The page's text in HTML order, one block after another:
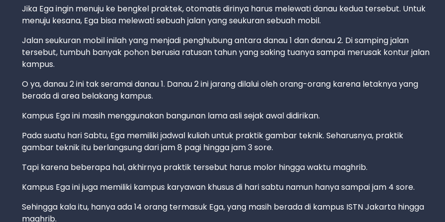
Jika Ega ingin menuju ke bengkel praktek, otomatis dirinya harus melewati danau kedua tersebut. Untuk
menuju kesana, Ega bisa melewati sebuah jalan yang seukuran sebuah mobil.
Jalan seukuran mobil inilah yang menjadi penghubung antara danau 1 dan danau 2. Di samping jalan
tersebut, tumbuh banyak pohon berusia ratusan tahun yang saking tuanya sampai merusak kontur jalan
kampus.
O ya, danau 2 ini tak seramai danau 1. Danau 2 ini jarang dilalui oleh orang-orang karena letaknya yang
berada di area belakang kampus.
Kampus Ega ini masih menggunakan bangunan lama asli sejak awal didirikan.
Pada suatu hari Sabtu, Ega memiliki jadwal kuliah untuk praktik gambar teknik. Seharusnya, praktik
gambar teknik itu berlangsung dari jam 8 pagi hingga jam 3 sore.
Tapi karena beberapa hal, akhirnya praktik tersebut harus molor hingga waktu maghrib.
Kampus Ega ini juga memiliki kampus karyawan khusus di hari sabtu namun hanya sampai jam 4 sore.
Sehingga kala itu, hanya ada 14 orang termasuk Ega, yang masih berada di kampus ISTN Jakarta hingga
maghrib.